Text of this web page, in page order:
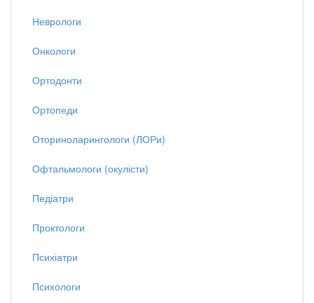
Неврологи
Онкологи
Ортодонти
Ортопеди
Оториноларингологи (ЛОРи)
Офтальмологи (окулісти)
Педіатри
Проктологи
Психіатри
Психологи